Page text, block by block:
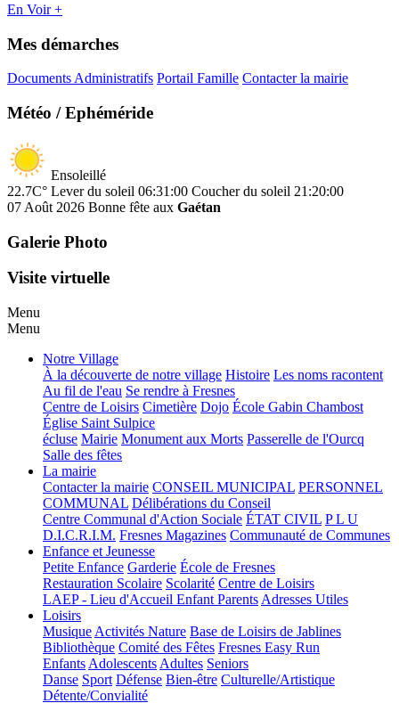
En Voir +
Mes démarches
Documents Administratifs Portail Famille Contacter la mairie
Météo / Ephéméride
Ensoleillé
22.7C° Lever du soleil 06:31:00 Coucher du soleil 21:20:00
07 Août 2026 Bonne fête aux Gaétan
Galerie Photo
Visite virtuelle
Menu
Menu
Notre Village
À la découverte de notre village Histoire Les noms racontent
Au fil de l'eau Se rendre à Fresnes
Centre de Loisirs Cimetière Dojo École Gabin Chambost
Église Saint Sulpice
écluse Mairie Monument aux Morts Passerelle de l'Ourcq
Salle des fêtes
La mairie
Contacter la mairie CONSEIL MUNICIPAL PERSONNEL
COMMUNAL Délibérations du Conseil
Centre Communal d'Action Sociale ÉTAT CIVIL P L U
D.I.C.R.I.M. Fresnes Magazines Communauté de Communes
Enfance et Jeunesse
Petite Enfance Garderie École de Fresnes
Restauration Scolaire Scolarité Centre de Loisirs
LAEP - Lieu d'Accueil Enfant Parents Adresses Utiles
Loisirs
Musique Activités Nature Base de Loisirs de Jablines
Bibliothèque Comité des Fêtes Fresnes Easy Run
Enfants Adolescents Adultes Seniors
Danse Sport Défense Bien-être Culturelle/Artistique
Détente/Convialité